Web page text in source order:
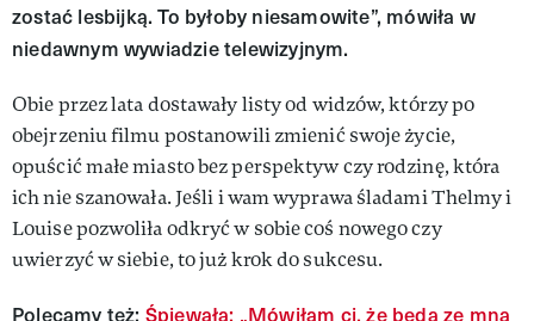
zostać lesbijką. To byłoby niesamowite”, mówiła w
niedawnym wywiadzie telewizyjnym.
Obie przez lata dostawały listy od widzów, którzy po
obejrzeniu filmu postanowili zmienić swoje życie,
opuścić małe miasto bez perspektyw czy rodzinę, która
ich nie szanowała. Jeśli i wam wyprawa śladami Thelmy i
Louise pozwoliła odkryć w sobie coś nowego czy
uwierzyć w siebie, to już krok do sukcesu.
Polecamy też: Śpiewała: „Mówiłam ci, że będą ze mną